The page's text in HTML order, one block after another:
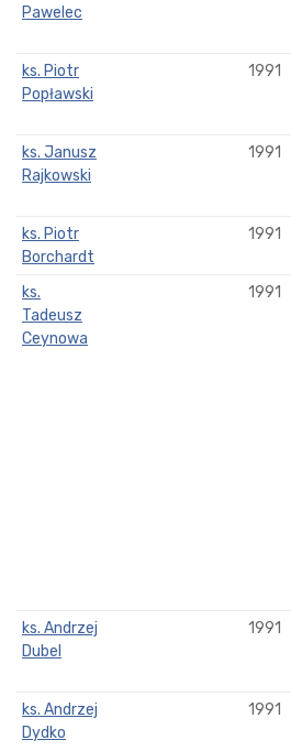
Pawelec
ks. Piotr
Popławski
1991
ks. Janusz
Rajkowski
1991
ks. Piotr
Borchardt
1991
ks.
Tadeusz
Ceynowa
1991
ks. Andrzej
Dubel
1991
ks. Andrzej
Dydko
1991